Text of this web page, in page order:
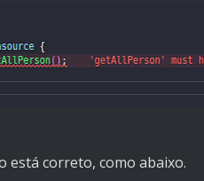
está correto, como abaixo.